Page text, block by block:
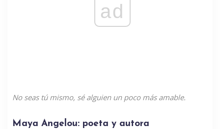
ad
No seas tú mismo, sé alguien un poco más amable.
Maya Angelou: poeta y autora